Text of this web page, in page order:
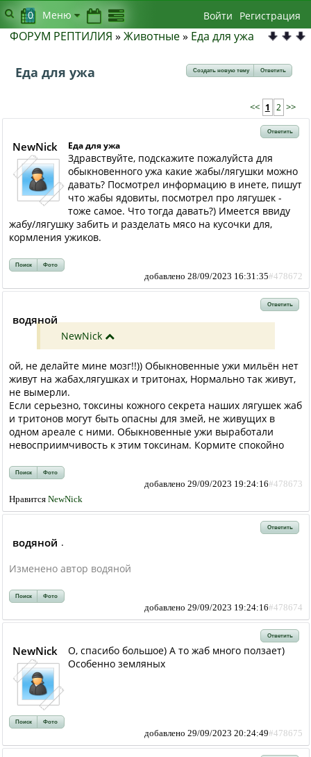
ФОРУМ РЕПТИЛИЯ » Животные» Еда для ужа
Еда для ужа Создать новую тему Ответить
<< 1 2 >>
Ответить
NewNick Еда для ужа
Здравствуйте, подскажите пожалуйста для
обыкновенного ужа какие жабы/лягушки можно
давать? Посмотрел информацию в инете, пишут
что жабы ядовиты, посмотрел про лягушек -
тоже самое. Что тогда давать?) Имеется ввиду
жабу/лягушку забить и разделать мясо на кусочки для,
кормления ужиков.
Поиск Фото
добавлено 28/09/2023 16:31:35#478672
Ответить
водяной
NewNick
ой, не делайте мине мозг!!)) Обыкновенные ужи мильён нет
живут на жабах,лягушках и тритонах, Нормально так живут,
не вымерли.
Если серьезно, токсины кожного секрета наших лягушек жаб
и тритонов могут быть опасны для змей, не живущих в
одном ареале с ними. Обыкновенные ужи выработали
невосприимчивость к этим токсинам. Кормите спокойно
Поиск Фото
добавлено 29/09/2023 19:24:16#478673
Нравится NewNick
Ответить
водяной .
Изменено автор водяной
Поиск Фото
добавлено 29/09/2023 19:24:16#478674
Ответить
NewNick
О, спасибо большое) А то жаб много ползает)
Особенно земляных
Поиск Фото
добавлено 29/09/2023 20:24:49#478675
0 Меню Войти Регистрация